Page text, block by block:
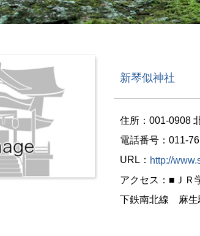
新琴似神社
住所：001-0908
電話番号：011-
URL： http://
アクセス：■ＪＲ
下鉄南北線 麻生